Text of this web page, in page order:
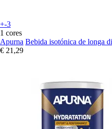
+-3
1 cores
Apurna Bebida isotónica de longa
€ 21,29